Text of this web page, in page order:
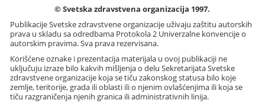
© Svetska zdravstvena organizacija 1997.
Publikacije Svetske zdravstvene organizacije uživaju zaštitu autorskih
prava u skladu sa odredbama Protokola 2 Univerzalne konvencije o
autorskim pravima. Sva prava rezervisana.
Korišćene oznake i prezentacija materijala u ovoj publikaciji ne
uključuju izraze bilo kakvih mišljenja o delu Sekretarijata Svetske
zdravstvene organizacije koja se tiču zakonskog statusa bilo koje
zemlje, teritorije, grada ili oblasti ili o njenim ovlašćenjima ili koja se
tiču razgraničenja njenih granica ili administrativnih linija.